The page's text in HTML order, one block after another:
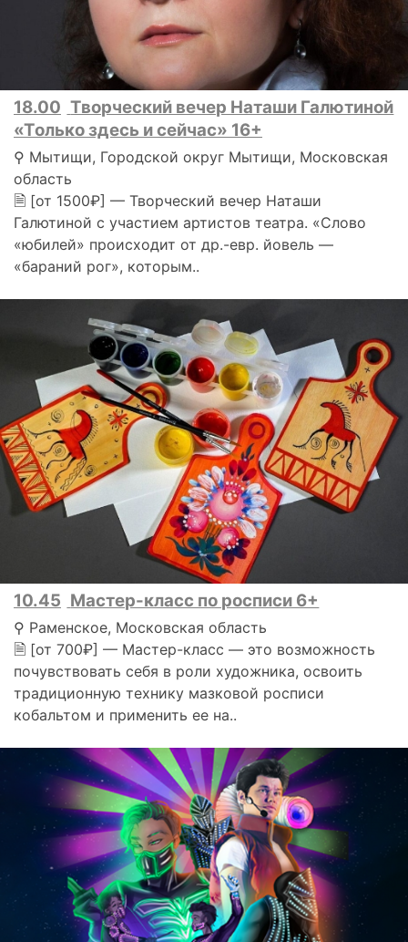
18.00 Творческий вечер Наташи Галютиной
«Только здесь и сейчас» 16+
⚲ Мытищи, Городской округ Мытищи, Московская
область
🗎 [от 1500₽] — Творческий вечер Наташи
Галютиной с участием артистов театра. «Слово
«юбилей» происходит от др.-евр. йовель —
«бараний рог», которым..
10.45 Мастер-класс по росписи 6+
⚲ Раменское, Московская область
🗎 [от 700₽] — Мастер-класс — это возможность
почувствовать себя в роли художника, освоить
традиционную технику мазковой росписи
кобальтом и применить ее на..